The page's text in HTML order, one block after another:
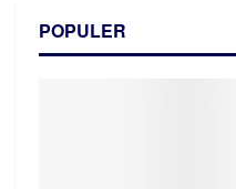
POPULER